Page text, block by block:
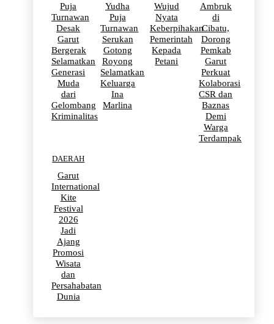
Puja
Turnawan
Desak
Garut
Bergerak
Selamatkan
Generasi
Muda
dari
Gelombang
Kriminalitas
Yudha
Puja
Turnawan
Serukan
Gotong
Royong
Selamatkan
Keluarga
Ina
Marlina
Wujud
Nyata
Keberpihakan
Pemerintah
Kepada
Petani
Ambruk
di
Cibatu,
Dorong
Pemkab
Garut
Perkuat
Kolaborasi
CSR dan
Baznas
Demi
Warga
Terdampak
DAERAH
Garut
International
Kite
Festival
2026
Jadi
Ajang
Promosi
Wisata
dan
Persahabatan
Dunia